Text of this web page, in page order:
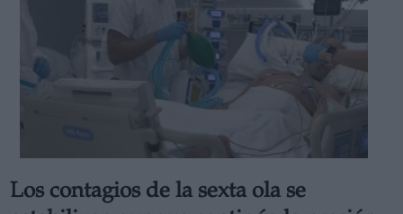
Los contagios de la sexta ola se